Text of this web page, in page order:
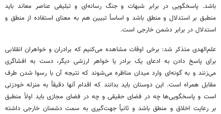
باشد. پاسخگویی در برابر شبهات و جنگ رسانه‌ای و تبلیغی عناصر معاند باید
منطبق بر استدلال و منطق باشد و اساساً تبیین هم به معنای استفاده از منطق و
استدلال در برابر دشمن خارجی است.
علم‌الهدی متذکر شد: برخی اوقات مشاهده می‌کنیم که برادران و خواهران انقلابی
برای پاسخ دادن به ادعای یک برادر یا خواهر ارزشی دیگر، دست به افشاگری
می‌زنند و به گونه‌ای وارد میدان مناظره می‌شوند که نتیجه آن با رسوا شدن طرف
مقابل همراه است. این دوستان باید بدانند که اقدام آنها دقیقاً به منزله خودزنی
است و پاسخگویی‌ها چه در فضای حقیقی و چه در فضای مجازی باید اولاً منطبق
بر رعایت اخلاق و منطق باشد و ثانیاً جهت‌گیری به سمت دشمنان خارجی داشته